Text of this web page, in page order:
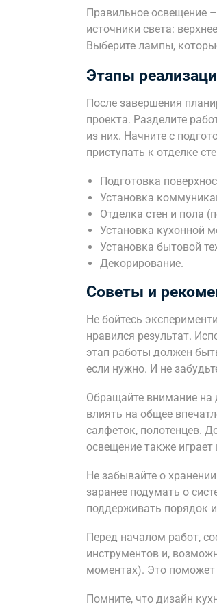
Правильное освещение
источники света:
Выберите лампы,
Этапы
После завершения
проекта. Разделите
из них. Начните с
приступать к отделке
Подготовка
Установка
Отделка стен и пола
Установка кухонной
Установка бытовой
Декорирование.
Советы и
Не бойтесь
нравился результат.
этап работы должен
если нужно. И не
Обращайте внимание на
влиять на общее
салфеток, полотенцев.
освещение также
Не забывайте о
заранее подумать о
поддерживать порядок
Перед началом работ,
инструментов и,
моментах). Это поможет
Помните, что дизайн